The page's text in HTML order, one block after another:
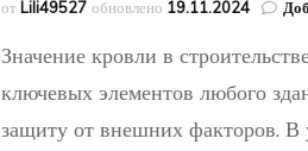
от Lili49527 обновлено 19.11.2024
Значение кровли в
ключевых элементов любого
защиту от внешних факторов. В